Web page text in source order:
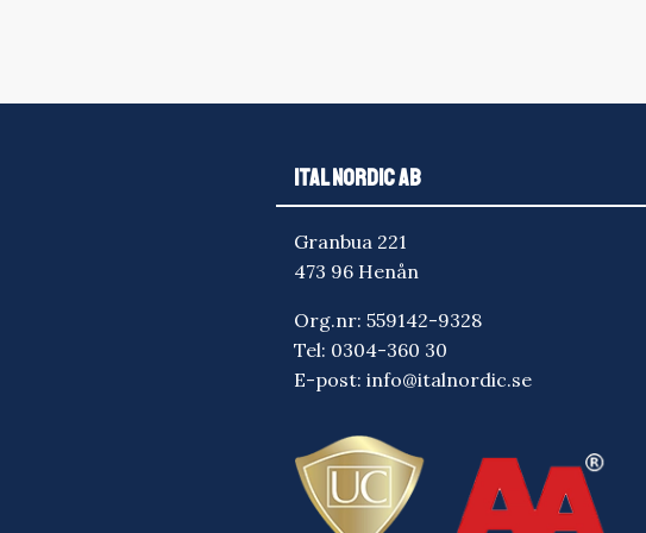
ITAL NORDIC AB
Granbua 221
473 96 Henån
Org.nr: 559142-9328
Tel: 0304-360 30
E-post:info@italnordic.se